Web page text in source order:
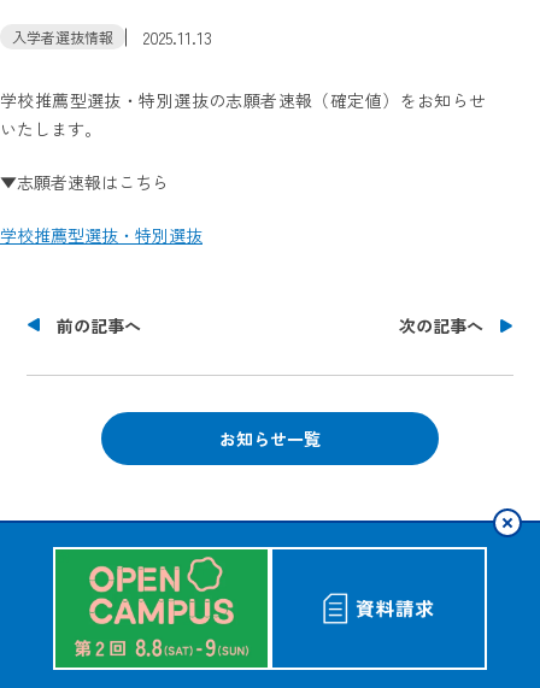
2026.8.8
資料請求 友だち追加
入学者選抜情報 2025.11.13
学校推薦型選抜・特別選抜の志願者速報（確定値）をお知らせ
いたします。
▼志願者速報はこちら
学校推薦型選抜・特別選抜
前の記事へ 次の記事へ
お知らせ一覧
©HOKKAI-GAKUEN UNIVERSITY.